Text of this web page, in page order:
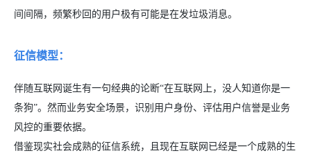
间间隔，频繁秒回的用户极有可能是在发垃圾消息。
征信模型：
伴随互联网诞生有一句经典的论断“在互联网上，没人知道你是一
条狗”。然而业务安全场景，识别用户身份、评估用户信誉是业务
风控的重要依据。
借鉴现实社会成熟的征信系统，且现在互联网已经是一个成熟的生